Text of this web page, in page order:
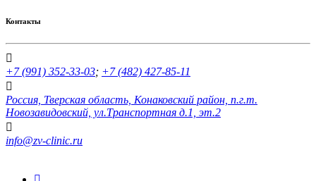
Контакты
+7 (991) 352-33-03; +7 (482) 427-85-11
Россия, Тверская область, Конаковский район, п.г.т.
Новозавидовский, ул.Транспортная д.1, эт.2
info@zv-clinic.ru